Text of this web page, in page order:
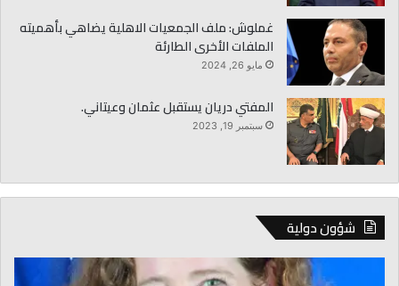
غملوش: ملف الجمعيات الاهلية يضاهي بأهميته
الملفات الأخرى الطارئة
مايو 26, 2024
المفتي دريان يستقبل عثمان وعيتاني.
سبتمبر 19, 2023
شؤون دولية